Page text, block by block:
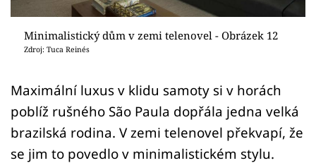
Sledujte nás
Minimalistický dům v zemi telenovel - Obrázek 12
Zdroj: Tuca Reinés
Maximální luxus v klidu samoty si v horách
poblíž rušného São Paula dopřála jedna velká
brazilská rodina. V zemi telenovel překvapí, že
se jim to povedlo v minimalistickém stylu.